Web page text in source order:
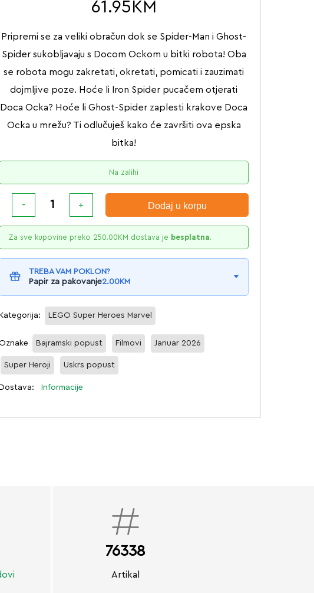
61.95 KM
Pripremi se za veliki obračun dok se Spider-Man i Ghost-
Spider sukobljavaju s Docom Ockom u bitki robota! Oba
se robota mogu zakretati, okretati, pomicati i zauzimati
dojmljive poze. Hoće li Iron Spider pucačem otjerati
Doca Ocka? Hoće li Ghost-Spider zaplesti krakove Doca
Ocka u mrežu? Ti odlučuješ kako će završiti ova epska
bitka!
Na zalihi
Dodaj u korpu
Za sve kupovine preko 250.00KM dostava je besplatna.
TREBA VAM POKLON?
Papir za pakovanje2.00KM
LEGO Super Heroes Marvel
Bajramski popust Filmovi Januar 2026
Super Heroji Uskrs popust
Informacije
76338
Artikal